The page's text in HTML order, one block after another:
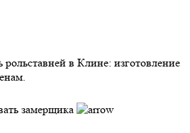
в Клине: изготовление
замерщика